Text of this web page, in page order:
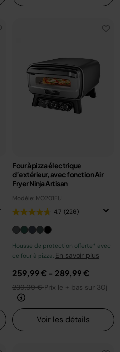
Four à pizza électrique
d’extérieur, avec fonction Air
Fryer Ninja Artisan
Modèle: MO201EU
4.7 (226)
Housse de protection offerte* avec
ce four à pizza. En savoir plus
259,99 €- 289,99 €
239,99 €Prix le + bas sur 30j
Voir les détails